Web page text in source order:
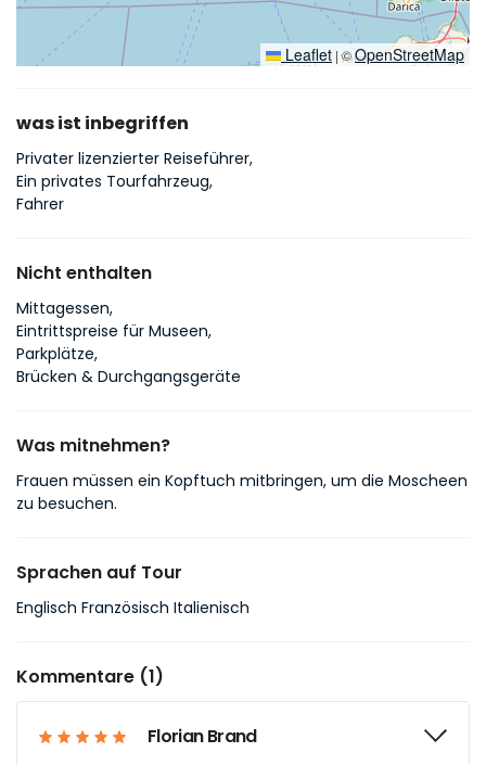
Leaflet |©OpenStreetMap
was ist inbegriffen
Privater lizenzierter Reiseführer,
Ein privates Tourfahrzeug,
Fahrer
Nicht enthalten
Mittagessen,
Eintrittspreise für Museen,
Parkplätze,
Brücken & Durchgangsgeräte
Was mitnehmen?
Frauen müssen ein Kopftuch mitbringen, um die Moscheen
zu besuchen.
Sprachen auf Tour
Englisch Französisch Italienisch
Kommentare (1)
Florian Brand